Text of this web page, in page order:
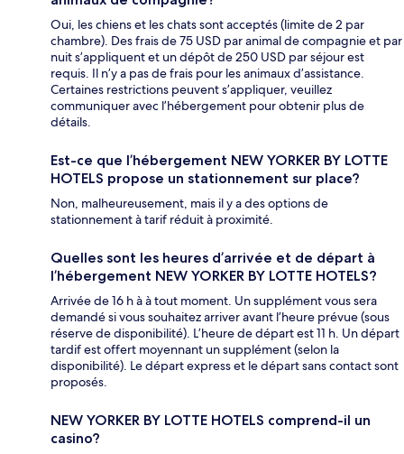
Oui, les chiens et les chats sont acceptés (limite de 2 par
chambre). Des frais de 75 USD par animal de compagnie et par
nuit s’appliquent et un dépôt de 250 USD par séjour est
requis. Il n’y a pas de frais pour les animaux d’assistance.
Certaines restrictions peuvent s’appliquer, veuillez
communiquer avec l’hébergement pour obtenir plus de
détails.
Est-ce que l’hébergement NEW YORKER BY LOTTE
HOTELS propose un stationnement sur place?
Non, malheureusement, mais il y a des options de
stationnement à tarif réduit à proximité.
Quelles sont les heures d’arrivée et de départ à
l’hébergement NEW YORKER BY LOTTE HOTELS?
Arrivée de 16 h à à tout moment. Un supplément vous sera
demandé si vous souhaitez arriver avant l’heure prévue (sous
réserve de disponibilité). L’heure de départ est 11 h. Un départ
tardif est offert moyennant un supplément (selon la
disponibilité). Le départ express et le départ sans contact sont
proposés.
NEW YORKER BY LOTTE HOTELS comprend-il un
casino?